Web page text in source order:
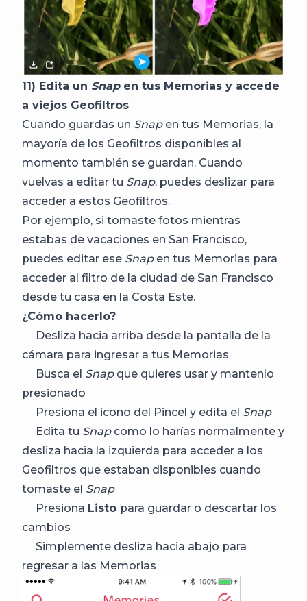
11) Edita un Snapen tus Memorias y accede
a viejos Geofiltros
Cuando guardas un Snapen tus Memorias, la
mayoría de los Geofiltros disponibles al
momento también se guardan. Cuando
vuelvas a editar tu Snap, puedes deslizar para
acceder a estos Geofiltros.
Por ejemplo, si tomaste fotos mientras
estabas de vacaciones en San Francisco,
puedes editar ese Snapen tus Memorias para
acceder al filtro de la ciudad de San Francisco
desde tu casa en la Costa Este.
¿Cómo hacerlo?
Desliza hacia arriba desde la pantalla de la
cámara para ingresar a tus Memorias
Busca el Snap que quieres usar y mantenlo
presionado
Presiona el icono del Pincel y edita el Snap
Edita tu Snapcomo lo harías normalmente y
desliza hacia la izquierda para acceder a los
Geofiltros que estaban disponibles cuando
tomaste el Snap
Presiona Listo para guardar o descartar los
cambios
Simplemente desliza hacia abajo para
regresar a las Memorias